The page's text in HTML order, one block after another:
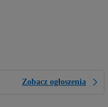
Zobacz ogłoszenia